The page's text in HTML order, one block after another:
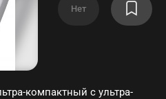
Нет
компактный с ультра-